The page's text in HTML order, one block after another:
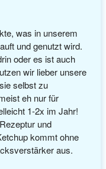
was in unserem
und genutzt wird.
oder es ist auch
wir lieber unsere
selbst zu
eh nur für
1-2x im Jahr!
und
kommt ohne
aus.